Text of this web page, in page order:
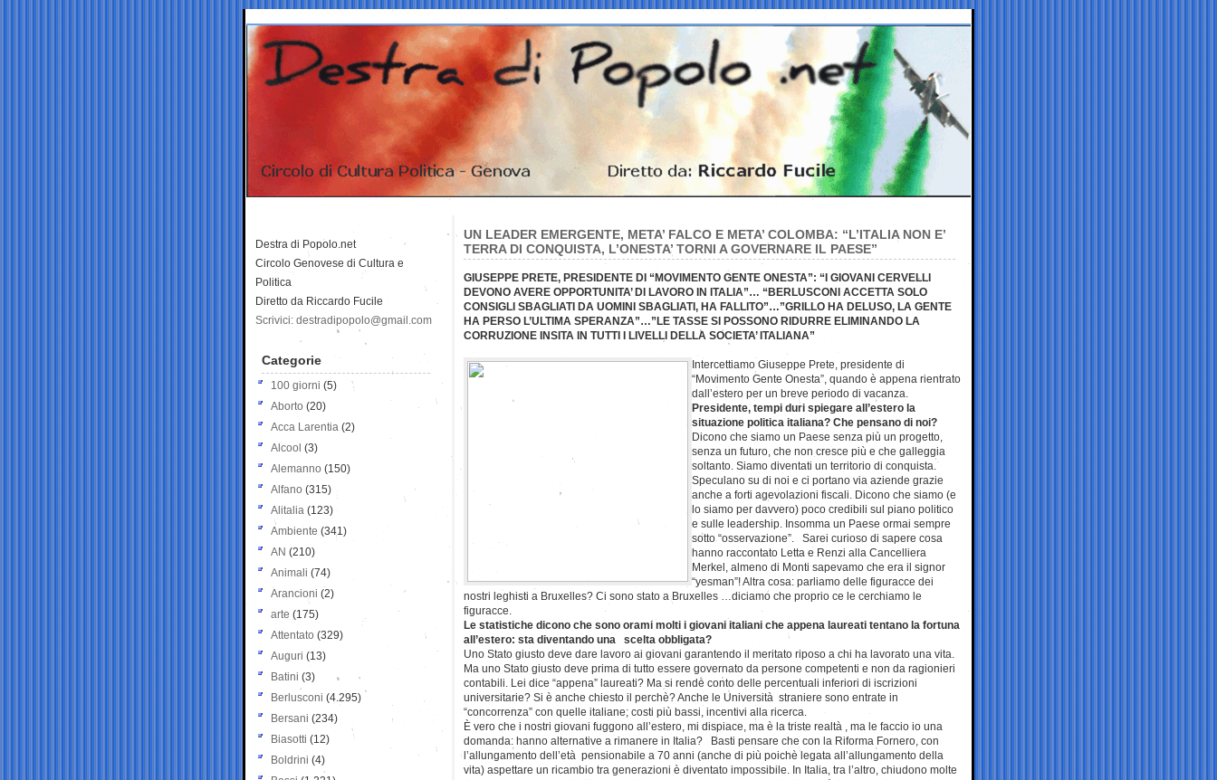
UN LEADER EMERGENTE, META’ FALCO E META’ COLOMBA: “L’ITALIA NON E’
TERRA DI CONQUISTA, L’ONESTA’ TORNI A GOVERNARE IL PAESE”
GIUSEPPE PRETE, PRESIDENTE DI “MOVIMENTO GENTE ONESTA”: “I GIOVANI CERVELLI
DEVONO AVERE OPPORTUNITA’ DI LAVORO IN ITALIA”… “BERLUSCONI ACCETTA SOLO
CONSIGLI SBAGLIATI DA UOMINI SBAGLIATI, HA FALLITO”…”GRILLO HA DELUSO, LA GENTE
HA PERSO L’ULTIMA SPERANZA”…”LE TASSE SI POSSONO RIDURRE ELIMINANDO LA
CORRUZIONE INSITA IN TUTTI I LIVELLI DELLA SOCIETA’ ITALIANA”
Intercettiamo Giuseppe Prete, presidente di
“Movimento Gente Onesta”, quando è appena rientrato
dall’estero per un breve periodo di vacanza.
Presidente, tempi duri spiegare all’estero la
situazione politica italiana? Che pensano di noi?
Dicono che siamo un Paese senza più un progetto,
senza un futuro, che non cresce più e che galleggia
soltanto. Siamo diventati un territorio di conquista.
Speculano su di noi e ci portano via aziende grazie
anche a forti agevolazioni fiscali. Dicono che siamo (e
lo siamo per davvero) poco credibili sul piano politico
e sulle leadership. Insomma un Paese ormai sempre
sotto “osservazione”. Sarei curioso di sapere cosa
hanno raccontato Letta e Renzi alla Cancelliera
Merkel, almeno di Monti sapevamo che era il signor
“yesman”! Altra cosa: parliamo delle figuracce dei
nostri leghisti a Bruxelles? Ci sono stato a Bruxelles …diciamo che proprio ce le cerchiamo le
figuracce.
Le statistiche dicono che sono orami molti i giovani italiani che appena laureati tentano la fortuna
all’estero: sta diventando una scelta obbligata?
Uno Stato giusto deve dare lavoro ai giovani garantendo il meritato riposo a chi ha lavorato una vita.
Ma uno Stato giusto deve prima di tutto essere governato da persone competenti e non da ragionieri
contabili. Lei dice “appena” laureati? Ma si rende conto delle percentuali inferiori di iscrizioni
universitarie? Si è anche chiesto il perchè? Anche le Università straniere sono entrate in
“concorrenza” con quelle italiane; costi più bassi, incentivi alla ricerca.
È vero che i nostri giovani fuggono all’estero, mi dispiace, ma è la triste realtà , ma le faccio io una
domanda: hanno alternative a rimanere in Italia? Basti pensare che con la Riforma Fornero, con
l’allungamento dell’età pensionabile a 70 anni (anche di più poichè legata all’allungamento della
vita) aspettare un ricambio tra generazioni è diventato impossibile. In Italia, tra l’altro, chiudono molte
Destra di Popolo.net
Circolo Genovese di Cultura e
Politica
Diretto da Riccardo Fucile
Scrivici: destradipopolo@gmail.com
Categorie
100 giorni (5)
Aborto (20)
Acca Larentia (2)
Alcool (3)
Alemanno (150)
Alfano (315)
Alitalia (123)
Ambiente (341)
AN (210)
Animali (74)
Arancioni (2)
arte (175)
Attentato (329)
Auguri (13)
Batini (3)
Berlusconi (4.295)
Bersani (234)
Biasotti (12)
Boldrini (4)